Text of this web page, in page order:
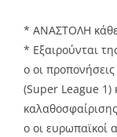
* ΑΝΑΣΤΟΛΗ κάθε
* Εξαιρούνται
o οι
(Super League 1)
o οι ευρωπαϊκοί